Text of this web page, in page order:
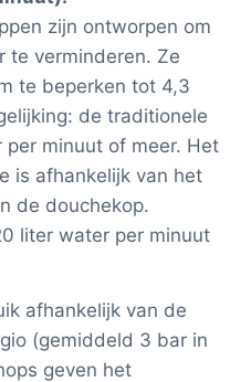
zijn ontworpen om
te verminderen. Ze
te beperken tot 4,3
de traditionele
per minuut of meer. Het
is afhankelijk van het
de douchekop.
liter water per minuut
afhankelijk van de
(gemiddeld 3 bar in
geven het